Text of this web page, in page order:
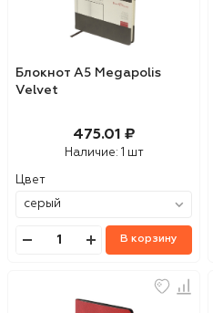
Блокнот А5 Megapolis
Velvet
475.01 ₽
Наличие: 1 шт
Цвет
В корзину